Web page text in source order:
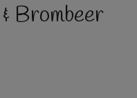
Brombeer